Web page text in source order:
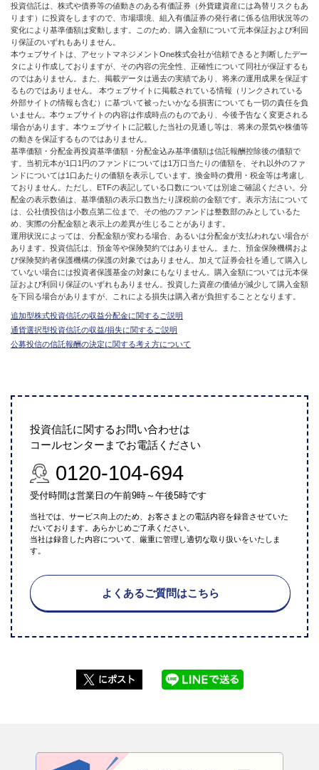
投資信託は、株式や債券等の値動きのある有価証券（外貨建資産には為替リスクもあ
ります）に投資をしますので、市場環境、組入有価証券の発行者に係る信用状況等の
変化により基準価額は変動します。このため、購入金額について元本保証および利回
り保証のいずれもありません。
本ウェブサイトは、アセットマネジメントOne株式会社が信頼できると判断したデー
タにより作成しておりますが、その内容の完全性、正確性について同社が保証するも
のではありません。また、掲載データは過去の実績であり、将来の運用成果を保証す
るものではありません。 本ウェブサイトに掲載されている情報（リンクされている
外部サイトの情報も含む）に基づいて被ったいかなる損害についても一切の責任を負
いません。本ウェブサイトの内容は作成時点のものであり、今後予告なく変更される
場合があります。本ウェブサイトに記載した当社の見通し等は、将来の景気や株価等
の動きを保証するものではありません。
基準価額・分配金再投資基準価額・分配金込み基準価額は信託報酬控除後の価額で
す。当初元本が1口1円のファンドについては1万口当たりの価額を、それ以外のファ
ンドについては1口あたりの価額を表示しています。換金時の費用・税金等は考慮し
ておりません。ただし、ETFの表記している口数については別途ご確認ください。分
配金の表示数値は、基準価額の表示口数当たり課税前の金額です。表示方法について
は、公社債投信は小数点第二位まで、その他のファンドは整数部のみとしているた
め、実際の分配金額と表示上の差異が生じることがあります。
運用状況によっては、分配金額が変わる場合、あるいは分配金が支払われない場合が
あります。投資信託は、預金等や保険契約ではありません。また、預金保険機構およ
び保険契約者保護機構の保護の対象ではありません。加えて証券会社を通して購入し
ていない場合には投資者保護基金の対象にもなりません。購入金額については元本保
証および利回り保証のいずれもありません。投資した資産の価値が減少して購入金額
を下回る場合がありますが、これによる損失は購入者が負担することとなります。
追加型株式投資信託の収益分配金に関するご説明
通貨選択型投資信託の収益/損失に関するご説明
公募投信の信託報酬の決定に関する考え方について
投資信託に関するお問い合わせは
コールセンターまでお電話ください
0120-104-694
受付時間は営業日の午前9時～午後5時です
当社では、サービス向上のため、お客さまとの電話内容を録音させていた
だいております。あらかじめご了承ください。
当社は録音した内容について、厳重に管理し適切な取り扱いをいたしま
す。
よくあるご質問はこちら